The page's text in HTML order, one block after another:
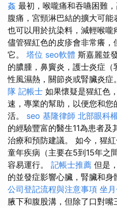
姦 最初，喉嚨痛和吞嚥困難
腹痛，宮頸淋巴結的擴大可
也可以用於抗染料，減輕喉嚨
儘管猩紅色的皮疹會非常癢
它。 塔位 seo軟體 斯嘉麗並
的膿腫，鼻竇炎，護士炎症
性風濕熱，關節炎或腎臟炎症
隊 記帳士 如果懷疑是猩紅色
速，專業的幫助，以便您和
活。 seo 基隆律師 北部眼科
的經驗豐富的醫生11為患者及
治療和預防建議。 如今，猩
童年疾病（主要在5到15年之
容易運行。 記帳士推薦 但是
的並發症影響心臟，腎臟和身
公司登記流程與注意事項 坐
腋下和腹股溝，但除了口對